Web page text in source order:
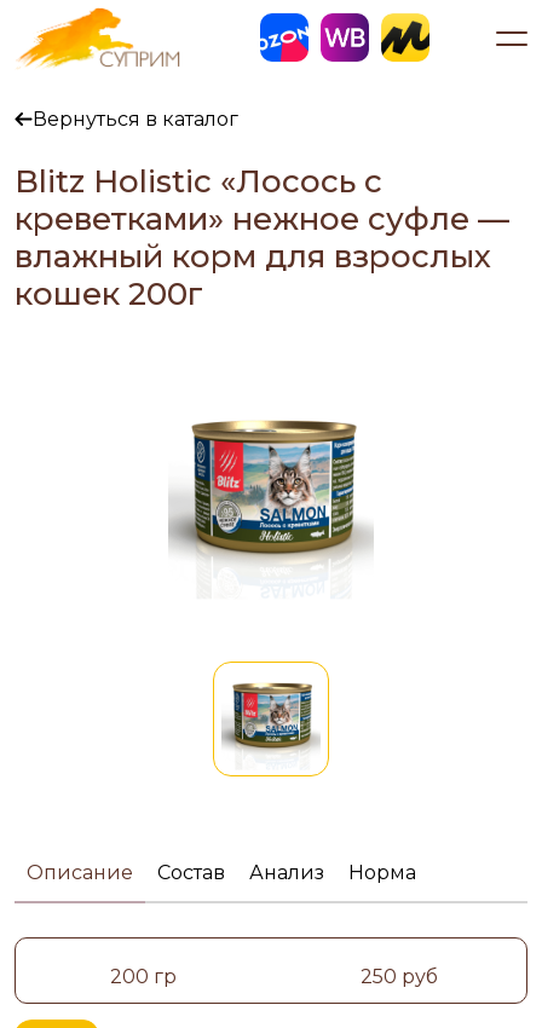
Вернуться в каталог
Blitz Holistic «Лосось с
креветками» нежное суфле —
влажный корм для взрослых
кошек 200г
Описание Состав Анализ Норма
200 гр 250 руб